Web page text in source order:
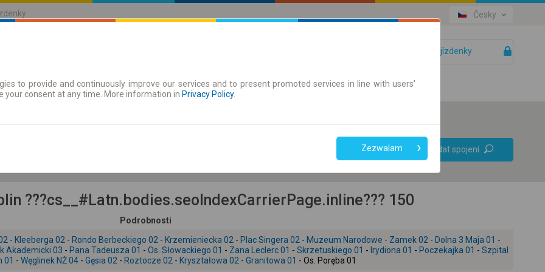
Česky
Vaše jízdenky
Časové jízdenky
Pouze jízdenky online
Vyhledat spojení
???cs__#Latn.bodies.seoIndexCarrierPage.inline??? 150
Podrobnosti
- Kleeberga 02 - Rondo Berbeckiego 02 - Krzemieniecka 02 - Plac Singera 02 - Muzeum Narodowe - Zamek 02 - Dolna 3 Maja 01 -
Akademicki 03 - Pana Tadeusza 01 - Os. Słowackiego 01 - Zana Leclerc 01 - Skrzetuskiego 01 - Irydiona 01 - Poczekajka 01 - Szpital
01 - Węglinek NŻ 04 - Gęsia 02 - Roztocze 02 - Kryształowa 02 - Granitowa 01 - Os. Poręba 01
to provide and continuously improve our services and to present promoted services in line with users'
your consent at any time. More information in Privacy Policy.
Zezwalam